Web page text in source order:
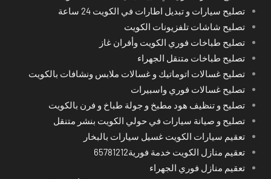
تصليح سيارات و تبديل اطارات في الكويت 24 ساعة
تصليح شاشات تلفزيونات الكويت
تصليح طباخات فوري الكويت وأفران غاز
تصليح طباخات متنقل الجهراء
تصليح غسالات اتوماتيك و غسالات ملابس ونشافات بالكويت
تصليح غسالات فوري واسبيرات
تصليح و تنظيف هود مطبخ و جولة طباخ و فرن بالكويت
تصليح و صيانة سيارات في حولي الكويت بنشر متنقل
تعقيم سيارات الكويت غسيل سيارات بالبخار
تعقيم منازل الكويت خدمة فورية65781212
تعقيم منازل فوري الجهراء